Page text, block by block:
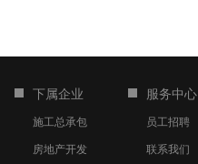
下属企业
施工总承包
房地产开发
服务中心
员工招聘
联系我们